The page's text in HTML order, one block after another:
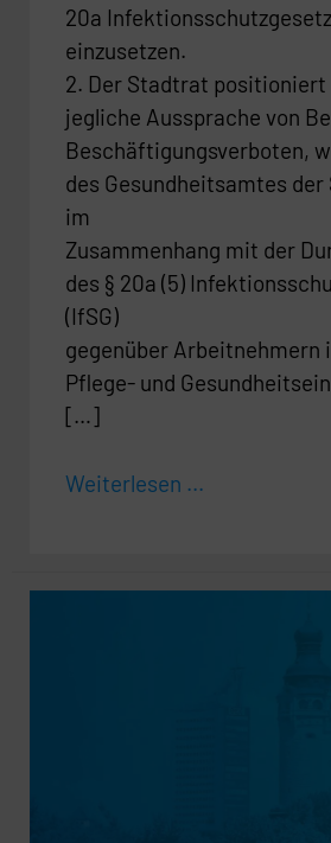
20a
einzusetzen.
2. Der Stadtrat positioniert
jegliche Aussprache von
Beschäftigungsverboten,
des Gesundheitsamtes
im
Zusammenhang mit der
des § 20a (5)
(IfSG)
gegenüber Arbeitnehmern
Pflege- und
[…]
Weiterlesen ...